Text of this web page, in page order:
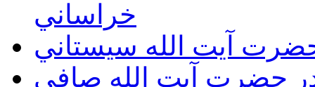
خراساني
حضرت آيت الله سيستاني
حضرت آيت الله صافي